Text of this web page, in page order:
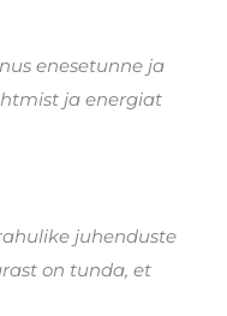
enesetunne ja
ja energiat
juhenduste
on tunda, et